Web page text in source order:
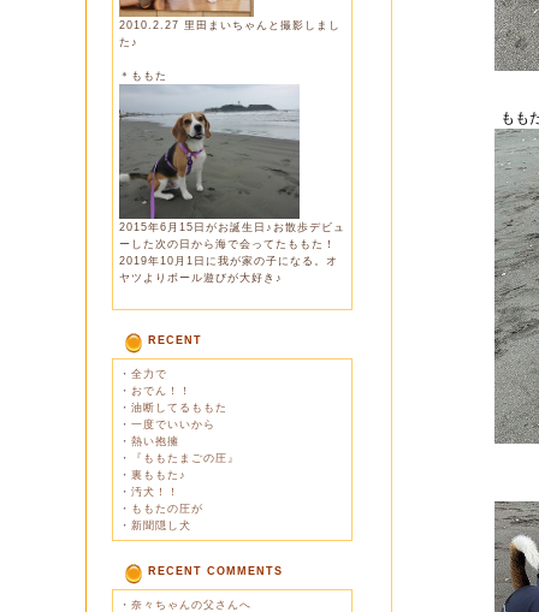
2010.2.27 里田まいちゃんと撮影しまし
た♪
＊ももた
2015年6月15日がお誕生日♪お散歩デビュ
ーした次の日から海で会ってたももた！
2019年10月1日に我が家の子になる。オ
ヤツよりボール遊びが大好き♪
RECENT
・ 全力で
・ おでん！！
・ 油断してるももた
・ 一度でいいから
・ 熱い抱擁
・
『ももたまごの圧』
・ 裏ももた♪
・ 汚犬！！
・ ももたの圧が
・ 新聞隠し犬
RECENT COMMENTS
・ 奈々ちゃんの父さんへ
もも